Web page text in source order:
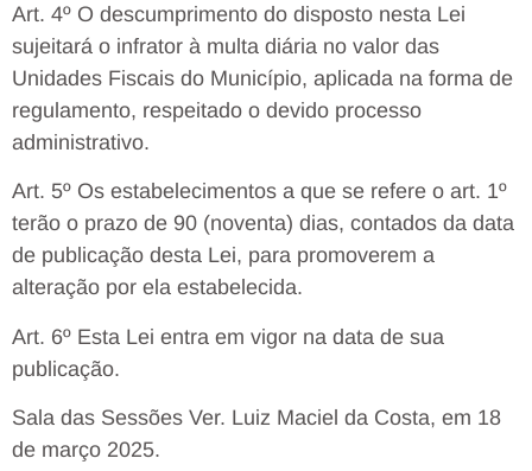
Art. 4º O descumprimento do disposto nesta Lei
sujeitará o infrator à multa diária no valor das
Unidades Fiscais do Município, aplicada na forma de
regulamento, respeitado o devido processo
administrativo.
Art. 5º Os estabelecimentos a que se refere o art. 1º
terão o prazo de 90 (noventa) dias, contados da data
de publicação desta Lei, para promoverem a
alteração por ela estabelecida.
Art. 6º Esta Lei entra em vigor na data de sua
publicação.
Sala das Sessões Ver. Luiz Maciel da Costa, em 18
de março 2025.